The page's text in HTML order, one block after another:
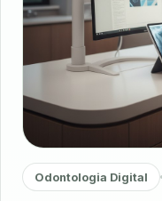
Odontologia Digital